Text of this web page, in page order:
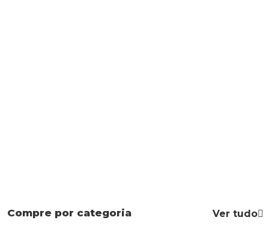
Compre por categoria Ver tudo